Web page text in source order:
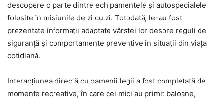
descopere o parte dintre echipamentele și autospecialele
folosite în misiunile de zi cu zi. Totodată, le-au fost
prezentate informații adaptate vârstei lor despre reguli de
siguranță și comportamente preventive în situații din viața
cotidiană.
Interacțiunea directă cu oamenii legii a fost completată de
momente recreative, în care cei mici au primit baloane,